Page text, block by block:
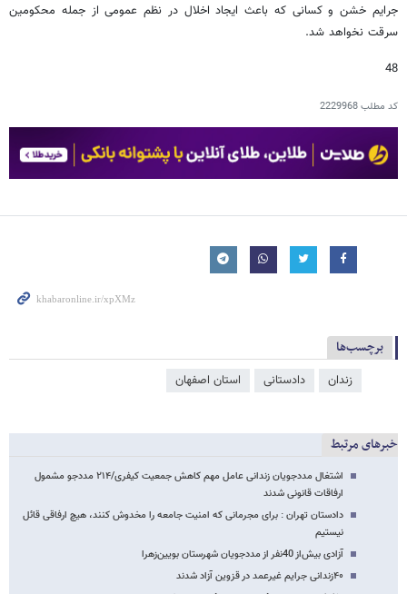
جرایم خشن و کسانی که باعث ایجاد اخلال در نظم عمومی از جمله محکومین
سرقت نخواهد شد.
48
کد مطلب2229968
برچسب‌ها
زندان دادستانی استان اصفهان
خبرهای مرتبط
اشتغال مددجویان زندانی عامل مهم کاهش جمعیت کیفری/۲۱۴ مددجو مشمول
ارفاقات قانونی شدند
دادستان تهران : برای مجرمانی که امنیت جامعه را مخدوش کنند، هیچ ارفاقی قائل
نیستیم
آزادی بیش‌از 40نفر از مددجویان شهرستان بویین‌زهرا
۴۰زندانی جرایم غیرعمد در قزوین آزاد شدند